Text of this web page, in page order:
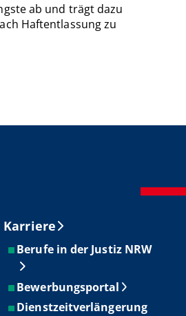
ab und trägt dazu
Haftentlassung zu
Karriere
Berufe in der Justiz NRW
Bewerbungsportal
Dienstzeitverlängerung